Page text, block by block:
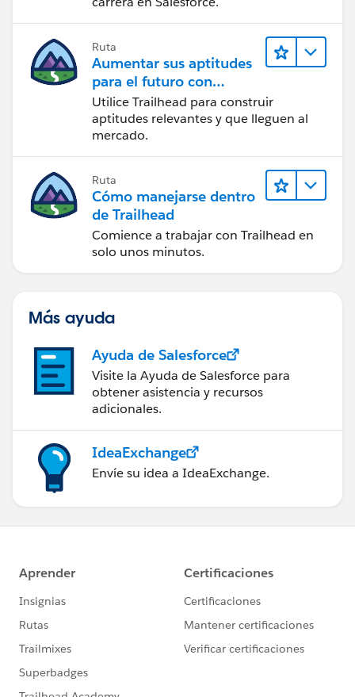
Ruta
Aumentar sus aptitudes
para el futuro con
Trailhead
Utilice Trailhead para construir
aptitudes relevantes y que lleguen al
mercado.
Ruta
Cómo manejarse dentro
de Trailhead
Comience a trabajar con Trailhead en
solo unos minutos.
Más ayuda
Ayuda de Salesforce
Visite la Ayuda de Salesforce para
obtener asistencia y recursos
adicionales.
IdeaExchange
Envíe su idea a IdeaExchange.